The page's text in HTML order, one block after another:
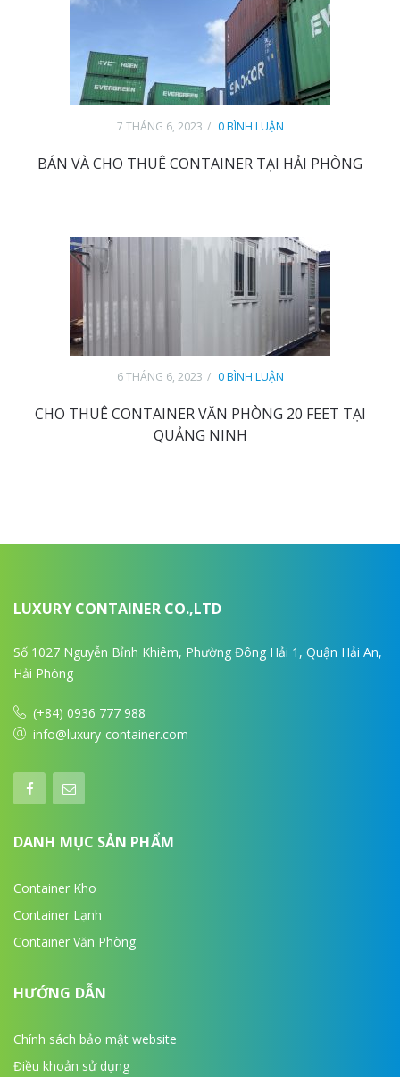
7 THÁNG 6, 2023 0 BÌNH LUẬN
BÁN VÀ CHO THUÊ CONTAINER TẠI HẢI PHÒNG
6 THÁNG 6, 2023 0 BÌNH LUẬN
CHO THUÊ CONTAINER VĂN PHÒNG 20 FEET TẠI
QUẢNG NINH
LUXURY CONTAINER CO.,LTD
Số 1027 Nguyễn Bỉnh Khiêm, Phường Đông Hải 1, Quận Hải An,
Hải Phòng
(+84) 0936 777 988
info@luxury-container.com
DANH MỤC SẢN PHẨM
Container Kho
Container Lạnh
Container Văn Phòng
HƯỚNG DẪN
Chính sách bảo mật website
Điều khoản sử dụng